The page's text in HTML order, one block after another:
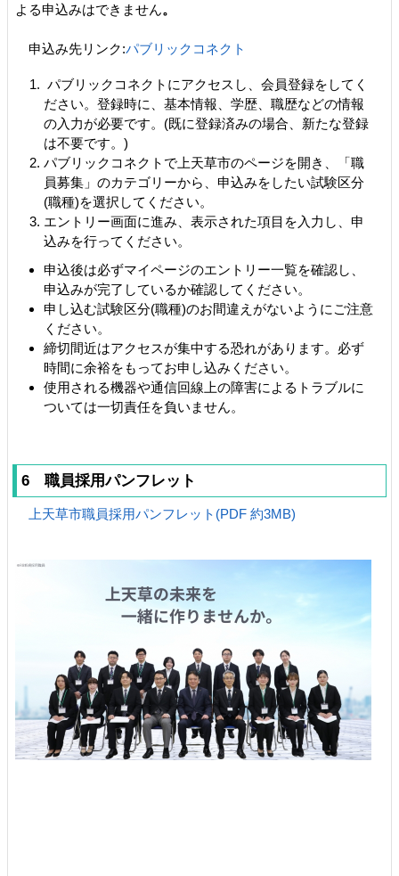
よる申込みはできません。
申込み先リンク:パブリックコネクト
パブリックコネクトにアクセスし、会員登録をしてく
ださい。登録時に、基本情報、学歴、職歴などの情報
の入力が必要です。(既に登録済みの場合、新たな登録
は不要です。)
パブリックコネクトで上天草市のページを開き、「職
員募集」のカテゴリーから、申込みをしたい試験区分
(職種)を選択してください。
エントリー画面に進み、表示された項目を入力し、申
込みを行ってください。
申込後は必ずマイページのエントリー一覧を確認し、
申込みが完了しているか確認してください。
申し込む試験区分(職種)のお間違えがないようにご注意
ください。
締切間近はアクセスが集中する恐れがあります。必ず
時間に余裕をもってお申し込みください。
使用される機器や通信回線上の障害によるトラブルに
ついては一切責任を負いません。
6 職員採用パンフレット
上天草市職員採用パンフレット(PDF 約3MB)